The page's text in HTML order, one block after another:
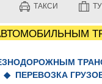
ТАКСИ
◆ ПЕРЕВОЗКА